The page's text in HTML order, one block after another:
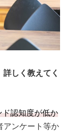
しく教えてく
認知度が低か
アンケート等か